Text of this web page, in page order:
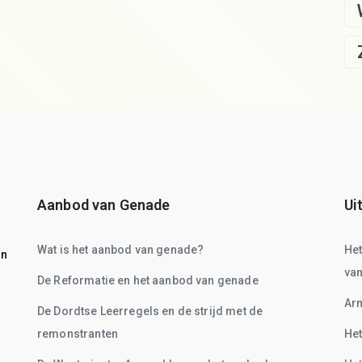
Aanbod van Genade
Wat is het aanbod van genade?
De Reformatie en het aanbod van genade
De Dordtse Leerregels en de strijd met de
remonstranten